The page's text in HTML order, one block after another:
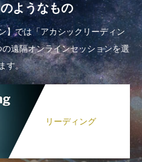
ようなもの
】では「アカシックリーディン
遠隔オンラインセッションを選
す。
リーディング